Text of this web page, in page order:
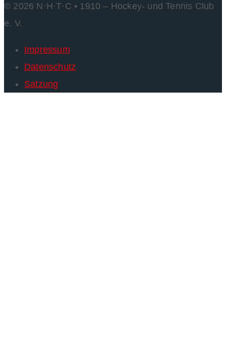
© 2026 N·H·T·C • 1910 – Hockey- und Tennis Club
e. V.
Impressum
Datenschutz
Satzung